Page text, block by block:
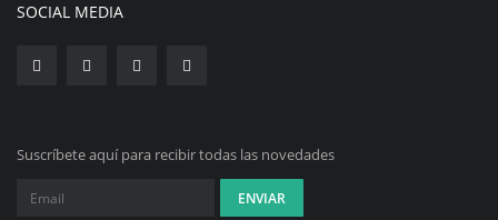
SOCIAL MEDIA
Suscríbete aquí para recibir todas las novedades